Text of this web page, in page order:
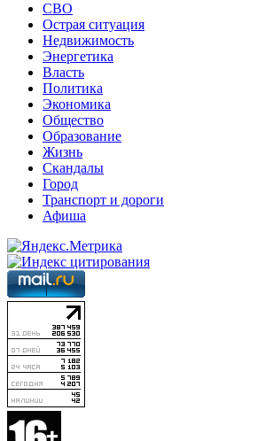
СВО
Острая ситуация
Недвижимость
Энергетика
Власть
Политика
Экономика
Общество
Образование
Жизнь
Скандалы
Город
Транспорт и дороги
Афиша